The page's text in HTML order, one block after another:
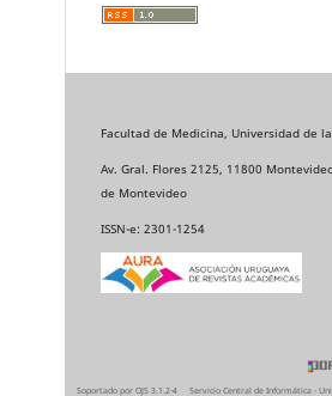
Facultad de Medicina, Universidad de
Av. Gral. Flores 2125, 11800
de Montevideo
ISSN-e: 2301-1254
Soportado por OJS 3.1.2-4 Servicio Central de Informática -